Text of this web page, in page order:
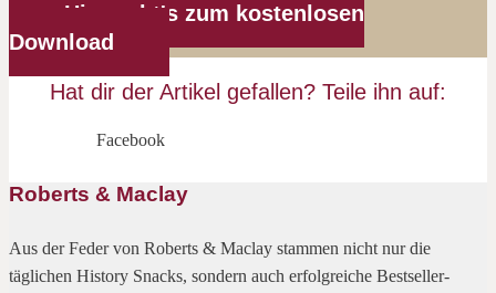
Hier geht's zum kostenlosen
Download
Hat dir der Artikel gefallen? Teile ihn auf:
Facebook
Roberts & Maclay
Aus der Feder von Roberts & Maclay stammen nicht nur die
täglichen History Snacks, sondern auch erfolgreiche Bestseller-